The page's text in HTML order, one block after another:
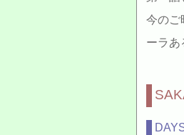
今のご
ーラあ